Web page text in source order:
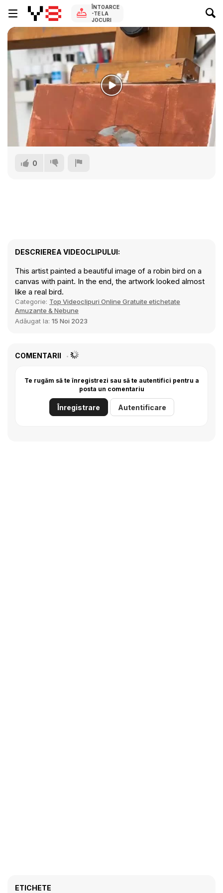
ÎNTOARCE
-TE LA
JOCURI
0
DESCRIEREA VIDEOCLIPULUI:
This artist painted a beautiful image of a robin bird on a
canvas with paint. In the end, the artwork looked almost
like a real bird.
Categorie: Top Videoclipuri Online Gratuite etichetate
Amuzante & Nebune
Adăugat la: 15 Noi 2023
COMENTARII
Te rugăm să te înregistrezi sau să te autentifici pentru a
posta un comentariu
Înregistrare Autentificare
ETICHETE